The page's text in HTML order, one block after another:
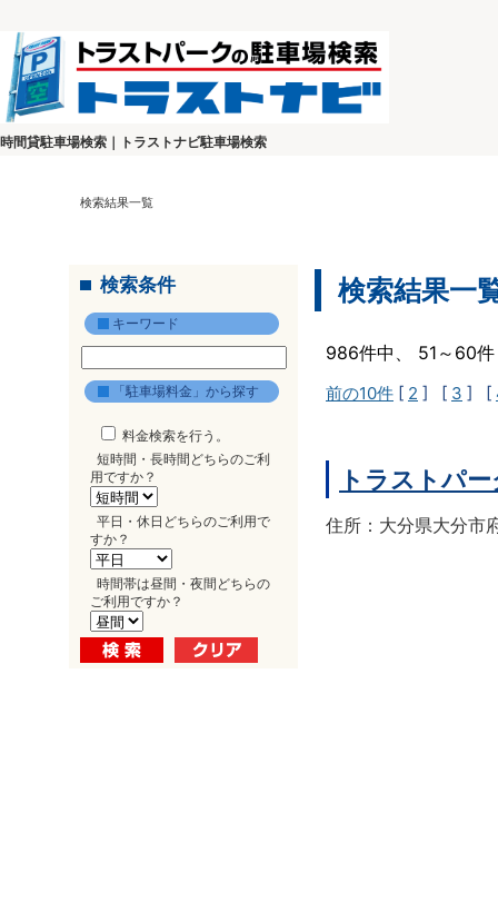
時間貸駐車場検索｜トラストナビ駐車場検索
検索結果一覧
検索条件
キーワード
「駐車場料金」から探す
料金検索を行う。
短時間・長時間どちらのご利
用ですか？
平日・休日どちらのご利用で
すか？
時間帯は昼間・夜間どちらの
ご利用ですか？
検索結果一
986件中、 51～60
前の10件 [ 2 ] [ 3 ] [
トラストパ
住所：大分県大分市